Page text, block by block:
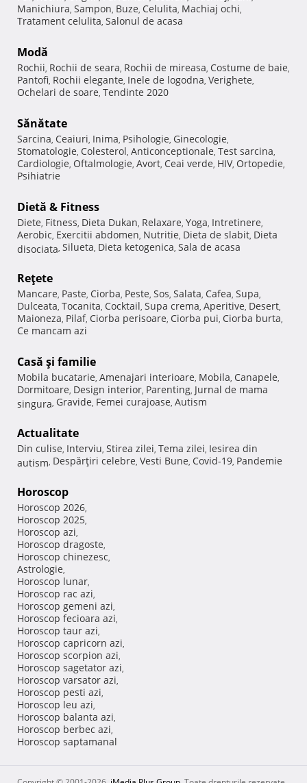
Manichiura, Sampon, Buze, Celulita, Machiaj ochi,
Tratament celulita, Salonul de acasa
Modă
Rochii, Rochii de seara, Rochii de mireasa, Costume de baie,
Pantofi, Rochii elegante, Inele de logodna, Verighete,
Ochelari de soare, Tendinte 2020
Sănătate
Sarcina, Ceaiuri, Inima, Psihologie, Ginecologie,
Stomatologie, Colesterol, Anticonceptionale, Test sarcina,
Cardiologie, Oftalmologie, Avort, Ceai verde, HIV, Ortopedie,
Psihiatrie
Dietă & Fitness
Diete, Fitness, Dieta Dukan, Relaxare, Yoga, Intretinere,
Aerobic, Exercitii abdomen, Nutritie, Dieta de slabit, Dieta
disociata, Silueta, Dieta ketogenica, Sala de acasa
Reţete
Mancare, Paste, Ciorba, Peste, Sos, Salata, Cafea, Supa,
Dulceata, Tocanita, Cocktail, Supa crema, Aperitive, Desert,
Maioneza, Pilaf, Ciorba perisoare, Ciorba pui, Ciorba burta,
Ce mancam azi
Casă şi familie
Mobila bucatarie, Amenajari interioare, Mobila, Canapele,
Dormitoare, Design interior, Parenting, Jurnal de mama
singura, Gravide, Femei curajoase, Autism
Actualitate
Din culise, Interviu, Stirea zilei, Tema zilei, Iesirea din
autism, Despărţiri celebre, Vesti Bune, Covid-19, Pandemie
Horoscop
Horoscop 2026,
Horoscop 2025,
Horoscop azi,
Horoscop dragoste,
Horoscop chinezesc,
Astrologie,
Horoscop lunar,
Horoscop rac azi,
Horoscop gemeni azi,
Horoscop fecioara azi,
Horoscop taur azi,
Horoscop capricorn azi,
Horoscop scorpion azi,
Horoscop sagetator azi,
Horoscop varsator azi,
Horoscop pesti azi,
Horoscop leu azi,
Horoscop balanta azi,
Horoscop berbec azi,
Horoscop saptamanal